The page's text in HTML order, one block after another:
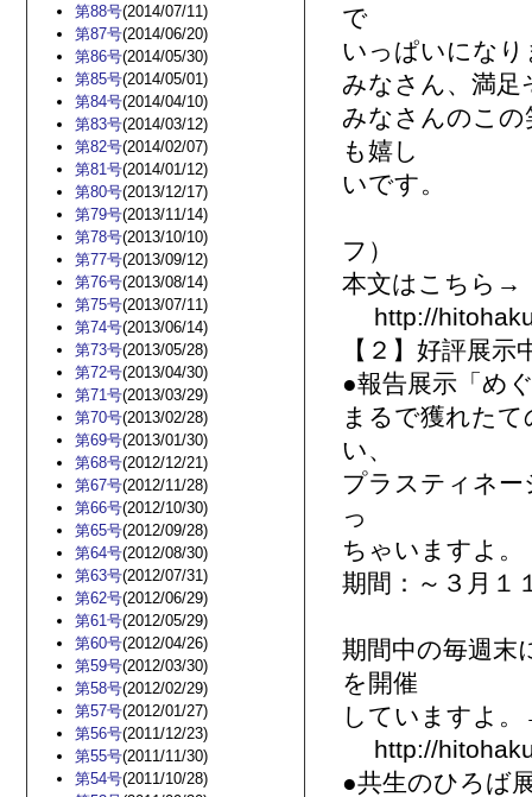
第88号(2014/07/11)
第87号(2014/06/20)
第86号(2014/05/30)
第85号(2014/05/01)
第84号(2014/04/10)
第83号(2014/03/12)
第82号(2014/02/07)
第81号(2014/01/12)
第80号(2013/12/17)
第79号(2013/11/14)
第78号(2013/10/10)
第77号(2013/09/12)
第76号(2013/08/14)
第75号(2013/07/11)
第74号(2013/06/14)
第73号(2013/05/28)
第72号(2013/04/30)
第71号(2013/03/29)
第70号(2013/02/28)
第69号(2013/01/30)
第68号(2012/12/21)
第67号(2012/11/28)
第66号(2012/10/30)
第65号(2012/09/28)
第64号(2012/08/30)
第63号(2012/07/31)
第62号(2012/06/29)
第61号(2012/05/29)
第60号(2012/04/26)
第59号(2012/03/30)
第58号(2012/02/29)
第57号(2012/01/27)
第56号(2011/12/23)
第55号(2011/11/30)
第54号(2011/10/28)
で
いっぱいにな
みなさん、満足
みなさんのこ
も嬉し
いです。
フ）
本文はこちら→
http://
【２】好評展示
●報告展示「め
まるで獲れた
い、
プラスティネー
っ
ちゃいますよ。
期間：～３月１
期間中の毎週末
を開催
していますよ
http://
●共生のひろば